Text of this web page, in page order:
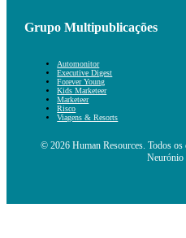
Grupo Multipublicações
Automonitor
Executive Digest
Forever Young
Kids Marketeer
Marketeer
Risco
Viagens & Resorts
© 2026 Human Resources. Todos
Neurónio